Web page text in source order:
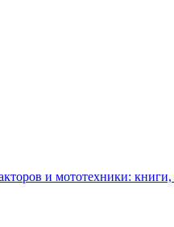
и мототехники: книги,